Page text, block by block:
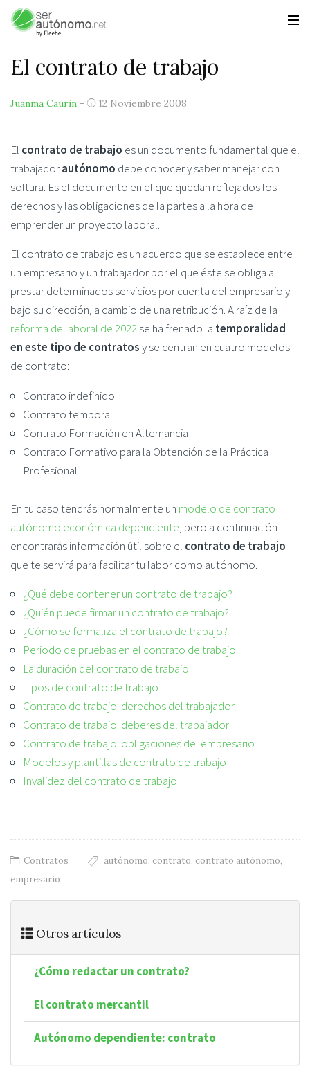
El contrato de trabajo
Juanma Caurin - 12 Noviembre 2008
El contrato de trabajo es un documento fundamental que el
trabajadorautónomo debe conocer y saber manejar con
soltura. Es el documento en el que quedan reflejados los
derechos y las obligaciones de la partes a la hora de
emprender un proyecto laboral.
El contrato de trabajo es un acuerdo que se establece entre
un empresario y un trabajador por el que éste se obliga a
prestar determinados servicios por cuenta del empresario y
bajo su dirección, a cambio de una retribución. A raíz de la
reforma de laboral de 2022se ha frenado la temporalidad
en este tipo de contratosy se centran en cuatro modelos
de contrato:
Contrato indefinido
Contrato temporal
Contrato Formación en Alternancia
Contrato Formativo para la Obtención de la Práctica
Profesional
En tu caso tendrás normalmente un modelo de contrato
autónomo económica dependiente, pero a continuación
encontrarás información útil sobre el contrato de trabajo
que te servirá para facilitar tu labor como autónomo.
¿Qué debe contener un contrato de trabajo?
¿Quién puede firmar un contrato de trabajo?
¿Cómo se formaliza el contrato de trabajo?
Periodo de pruebas en el contrato de trabajo
La duración del contrato de trabajo
Tipos de contrato de trabajo
Contrato de trabajo: derechos del trabajador
Contrato de trabajo: deberes del trabajador
Contrato de trabajo: obligaciones del empresario
Modelos y plantillas de contrato de trabajo
Invalidez del contrato de trabajo
Contratos autónomo, contrato, contrato autónomo,
empresario
Otros artículos
¿Cómo redactar un contrato?
El contrato mercantil
Autónomo dependiente: contrato